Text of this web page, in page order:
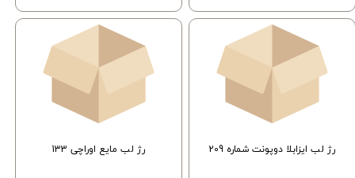
رژ لب ایزابلا دوپونت شماره 209 رژ لب مایع اوراچی 133